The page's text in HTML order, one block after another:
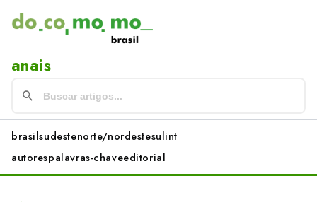
anais
brasilsudestenorte/nordestesulint
autorespalavras-chaveeditorial